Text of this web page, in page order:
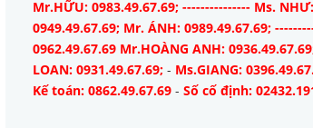
Mr.HỮU: 0983.49.67.69; --------------- Ms. NHƯ:
0949.49.67.69; Mr. ÁNH: 0989.49.67.69;
0962.49.67.69 Mr.HOÀNG ANH:
LOAN: 0931.49.67.69; - Ms.GIANG:
Kế toán: 0862.49.67.69 -Số cố định: